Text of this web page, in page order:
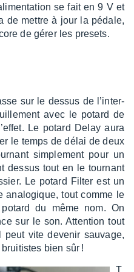
se fait en 9 V et
de mettre à jour la pédale,
de gérer les presets.
sur le dessus de l’in­ter­
avec le potard de
Le potard Delay aura
le temps de délai de deux
simple­ment pour un
dessus tout en le tour­nant
Le potard Filter est un
analo­gique, tout comme le
du même nom. On
sur le son. Atten­tion tout
vite deve­nir sauvage,
bien sûr !
T